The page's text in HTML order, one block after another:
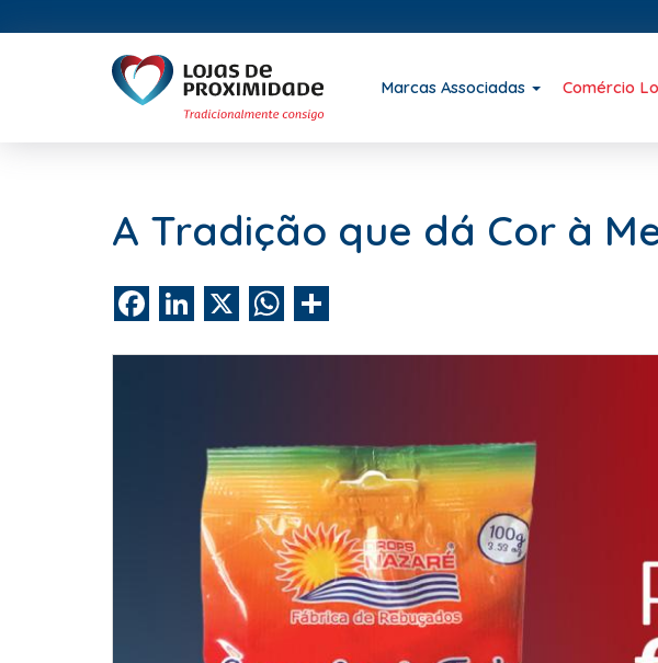
Marcas Associadas Comércio
A Tradição que dá Cor à
FacebookLinkedIn WhatsApp